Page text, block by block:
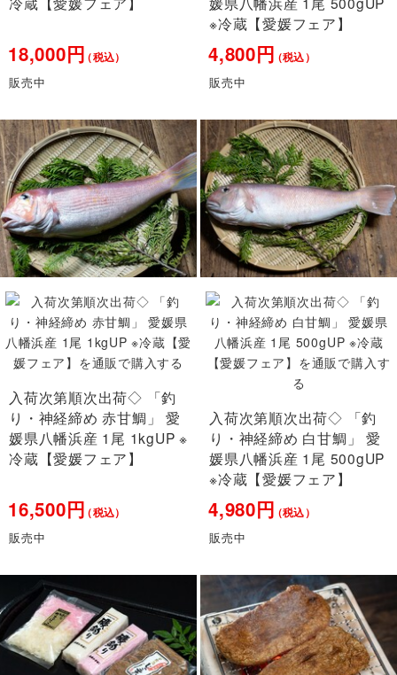
18,000円 （税込）
販売中
※冷蔵【愛媛フェア】
4,800円 （税込）
販売中
入荷次第順次出荷◇ 「釣
り・神経締め 赤甘鯛」 愛
媛県八幡浜産 1尾 1kgUP ※
冷蔵【愛媛フェア】
16,500円 （税込）
販売中
入荷次第順次出荷◇ 「釣
り・神経締め 白甘鯛」 愛
媛県八幡浜産 1尾 500gUP
※冷蔵【愛媛フェア】
4,980円 （税込）
販売中